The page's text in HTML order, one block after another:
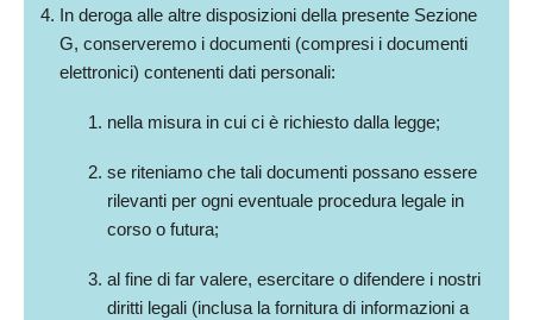
In deroga alle altre disposizioni della presente Sezione
G, conserveremo i documenti (compresi i documenti
elettronici) contenenti dati personali:
nella misura in cui ci è richiesto dalla legge;
se riteniamo che tali documenti possano essere
rilevanti per ogni eventuale procedura legale in
corso o futura;
al fine di far valere, esercitare o difendere i nostri
diritti legali (inclusa la fornitura di informazioni a